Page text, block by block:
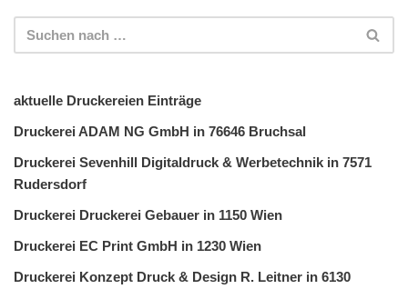
aktuelle Druckereien Einträge
Druckerei ADAM NG GmbH in 76646 Bruchsal
Druckerei Sevenhill Digitaldruck & Werbetechnik in 7571
Rudersdorf
Druckerei Druckerei Gebauer in 1150 Wien
Druckerei EC Print GmbH in 1230 Wien
Druckerei Konzept Druck & Design R. Leitner in 6130